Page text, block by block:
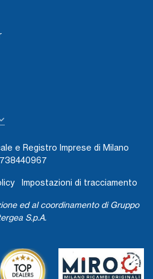
e Registro Imprese di Milano
Impostazioni di tracciamento
ed al coordinamento di Gruppo
S.p.A.